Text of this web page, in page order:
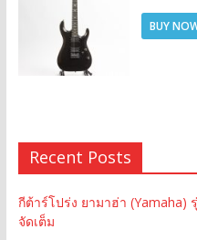
BUY
Recent Posts
กีต้าร์โปร่ง ยามาฮ่า (Yamaha)
จัดเต็ม